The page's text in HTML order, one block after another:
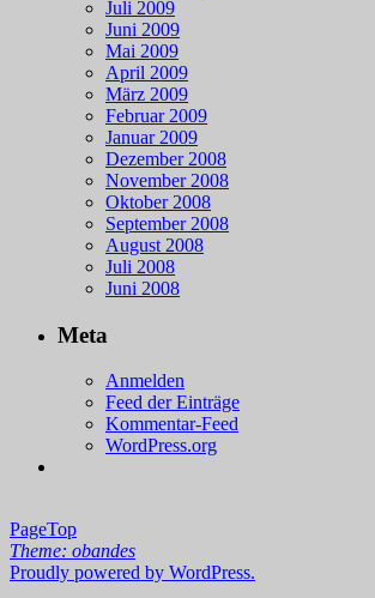
Juli 2009
Juni 2009
Mai 2009
April 2009
März 2009
Februar 2009
Januar 2009
Dezember 2008
November 2008
Oktober 2008
September 2008
August 2008
Juli 2008
Juni 2008
Meta
Anmelden
Feed der Einträge
Kommentar-Feed
WordPress.org
PageTop
Theme: obandes
Proudly powered by WordPress.